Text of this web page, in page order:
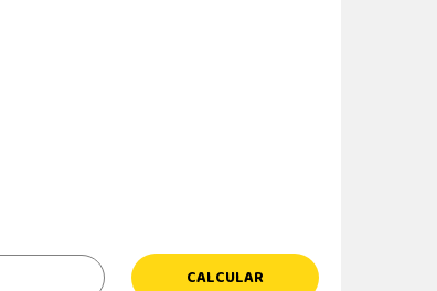
CALCULAR